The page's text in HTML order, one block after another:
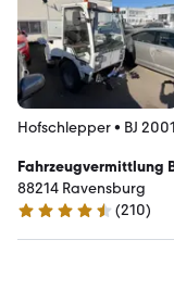
Hofschlepper• BJ 2001
Fahrzeugvermittlung
88214 Ravensburg
4.5 Sterne
(210)